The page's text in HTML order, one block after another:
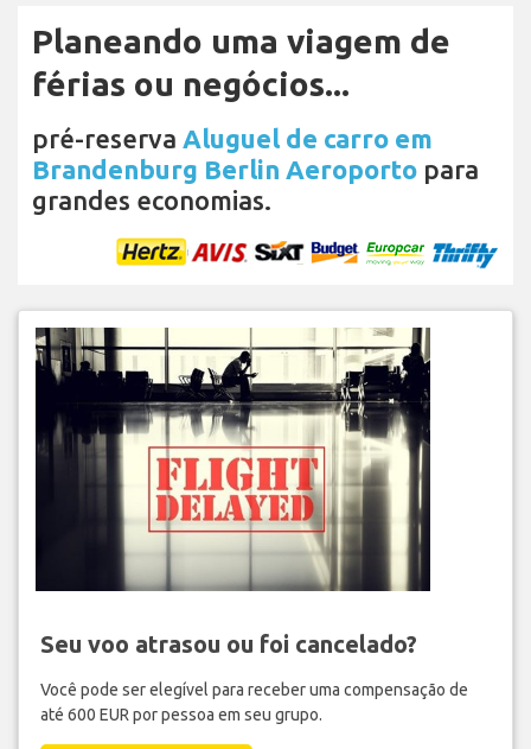
Planeando uma viagem de
férias ou negócios...
pré-reserva Aluguel de carro em
Brandenburg Berlin Aeroporto para
grandes economias.
Seu voo atrasou ou foi cancelado?
Você pode ser elegível para receber uma compensação de
até 600 EUR por pessoa em seu grupo.